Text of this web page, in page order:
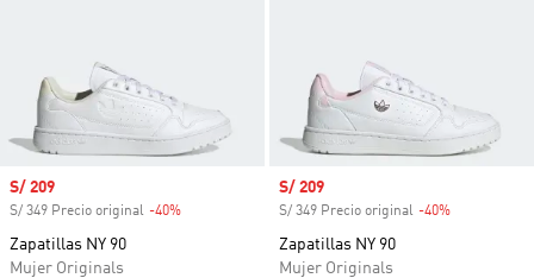
Precio de venta
S/ 209
S/ 349 Precio original -40%
Zapatillas NY 90
Mujer Originals
Precio de venta
S/ 209
S/ 349 Precio original -40%
Zapatillas NY 90
Mujer Originals